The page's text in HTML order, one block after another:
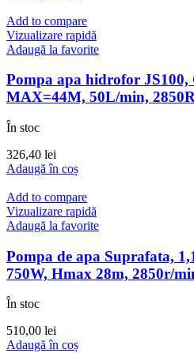
Add to compare
Vizualizare rapidă
Adaugă la favorite
Pompa apa hidrofor
MAX=44M, 50L/min,
În stoc
326,40 lei
Adaugă în coș
Add to compare
Vizualizare rapidă
Adaugă la favorite
Pompa de apa Suprafata,
750W, Hmax 28m, 2850r/
În stoc
510,00 lei
Adaugă în coș